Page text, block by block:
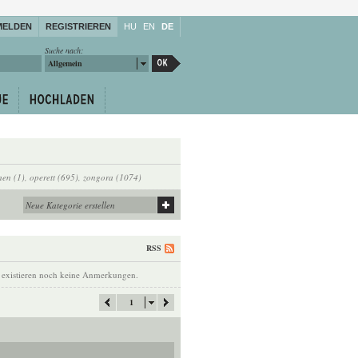
REGISTRIEREN HU EN DE
Suche nach:
Allgemein
(1), operett (695), zongora (1074)
RSS
noch keine Anmerkungen.
1